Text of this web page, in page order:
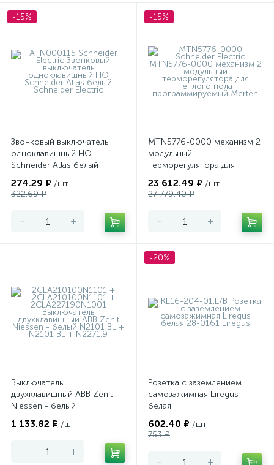
-15%
Звонковый выключатель
одноклавишный НО
Schneider Atlas белый
274.29 ₽ /шт
322.69 ₽
- +
-15%
MTN5776-0000 механизм 2
модульный
терморегулятора для
программируемый Merten
23 612.49 ₽ /шт
27 779.40 ₽
- +
Выключатель
двухклавишный ABB Zenit
Niessen - белый
1 133.82 ₽ /шт
- +
-20%
Розетка с заземлением
самозажимная Liregus
белая
602.40 ₽ /шт
753 ₽
- +